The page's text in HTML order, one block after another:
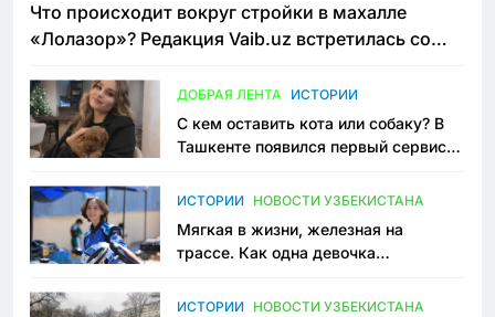
Что происходит вокруг стройки в махалле
«Лолазор»? Редакция Vaib.uz встретилась со
ДОБРАЯ ЛЕНТА ИСТОРИИ
С кем оставить кота или собаку? В
Ташкенте появился первый сервис
ИСТОРИИ НОВОСТИ УЗБЕКИСТАНА
Мягкая в жизни, железная на
трассе. Как одна девочка
Узбекистане
ИСТОРИИ НОВОСТИ УЗБЕКИСТАНА